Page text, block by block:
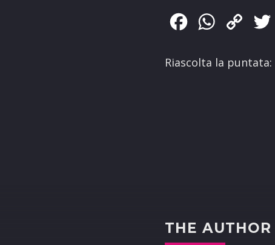
FacebookWhatsApp
Copy
Riascolta la puntata:
THE AUTHOR